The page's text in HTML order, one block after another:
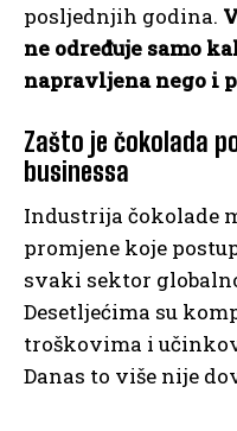
posljednjih godina.
ne određuje samo
napravljena nego i
Zašto je čokolada
businessa
Industrija čokolade
promjene koje
svaki sektor
Desetljećima su
troškovima i
Danas to više nije